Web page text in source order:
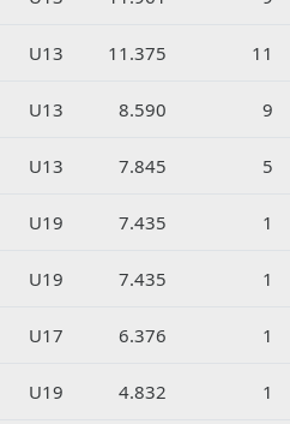
U13 11.375 11
U13 8.590 9
U13 7.845 5
U19 7.435 1
U19 7.435 1
U17 6.376 1
U19 4.832 1